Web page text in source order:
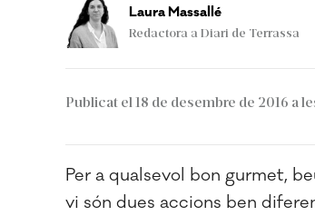
Laura Massallé
Redactora a Diari de Terrassa
Publicat el 18 de desembre de 2016 a
Per a qualsevol bon gurmet,
vi són dues accions ben